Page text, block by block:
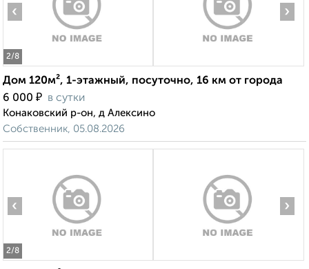
2/8
‹ ›
Дом 120м², 1-этажный, посуточно, 16 км от города
6 000 ₽ в сутки
Конаковский р-он, д Алексино
Собственник, 05.08.2026
2/8
‹ ›